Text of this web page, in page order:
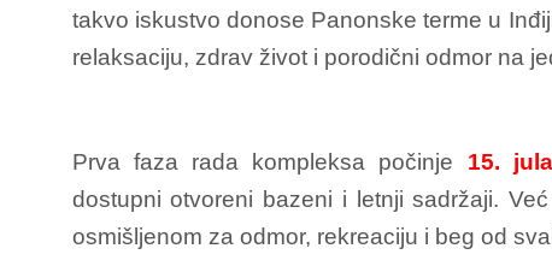
takvo iskustvo donose Panonske terme u
relaksaciju, zdrav život i porodični odmor na
Prva faza rada kompleksa počinje 15.
dostupni otvoreni bazeni i letnji sadržaji.
osmišljenom za odmor, rekreaciju i beg od